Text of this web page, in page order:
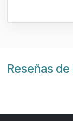
Reseñas